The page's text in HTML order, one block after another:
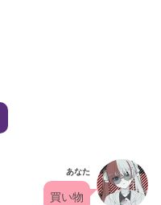
あなた
買い物